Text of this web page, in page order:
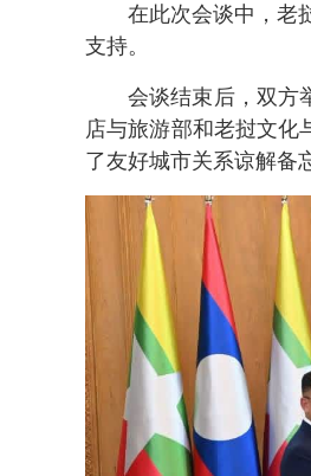
在此次会谈中，老
支持。
会谈结束后，双方
店与旅游部和老挝文化
了友好城市关系谅解备